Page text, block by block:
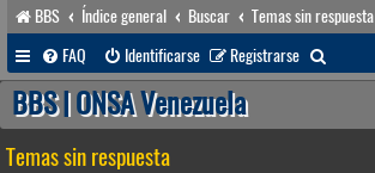
BBS Índice general Buscar
Temas sin respuesta
FAQ
Identificarse Registrarse
u
BBS | ONSA Venezuela
Temas sin respuesta